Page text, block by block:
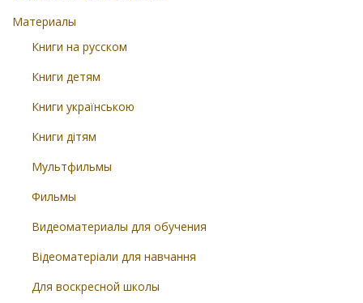
Материалы
Книги на русском
Книги детям
Книги українською
Книги дітям
Мультфильмы
Фильмы
Видеоматериалы для обучения
Відеоматеріали для навчання
Для воскресной школы